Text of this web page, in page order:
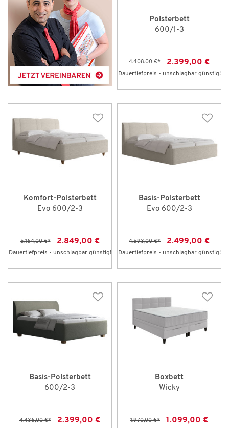
Polsterbett
600/1-3
4.408,00 €* 2.399,00 €
Dauertiefpreis - unschlagbar günstig!
Komfort-Polsterbett
Evo 600/2-3
5.164,00 €* 2.849,00 €
Dauertiefpreis - unschlagbar günstig!
Basis-Polsterbett
Evo 600/2-3
4.593,00 €* 2.499,00 €
Dauertiefpreis - unschlagbar günstig!
Basis-Polsterbett
600/2-3
4.436,00 €* 2.399,00 €
Boxbett
Wicky
1.970,00 €* 1.099,00 €